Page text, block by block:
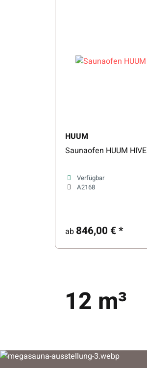
HUUM
Saunaofen HUUM HIVE
Verfügbar
A2168
ab 846,00 €*
12 m³